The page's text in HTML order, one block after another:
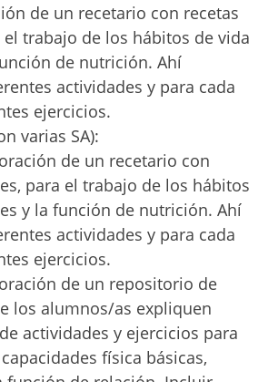
de un recetario con recetas
trabajo de los hábitos de vida
de nutrición. Ahí
actividades y para cada
ejercicios.
varias SA):
de un recetario con
para el trabajo de los hábitos
y la función de nutrición. Ahí
actividades y para cada
ejercicios.
de un repositorio de
los alumnos/as expliquen
actividades y ejercicios para
física básicas,